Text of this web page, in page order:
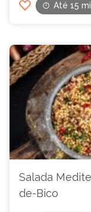
Até 15
Salada
de-Bico